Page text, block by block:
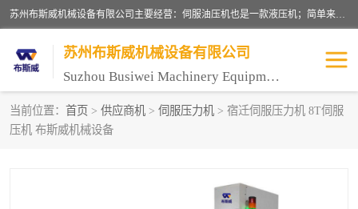
苏州布斯威机械设备有限公司主要经营：伺服油压机也是一款液压机；简单来说，传统的油压机，选用的是普通电机，普通电机容易发热，容易烧坏。伺服油压机采用先进的伺服电机，一般选用汇川 、日本大金、台达等品牌。伺服电机配套伺服泵还有伺服驱动器等部件，这样机器的电机过热，能耗的控制、机器工作的噪音都得到了完美的解决。
苏州布斯威机械设备有限公司
Suzhou Busiwei Machinery Equipment Co., Ltd.
当前位置： 首页 > 供应商机 > 伺服压力机 > 宿迁伺服压力机 8T伺服
压机 布斯威机械设备
单柱油压机-C型油压机